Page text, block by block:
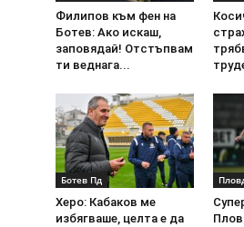
Филипов към фен на
Ботев: Ако искаш,
заповядай! Отстъпвам
ти веднага...
Ботев Пд
Херо: Кабаков ме
избягваше, целта е да